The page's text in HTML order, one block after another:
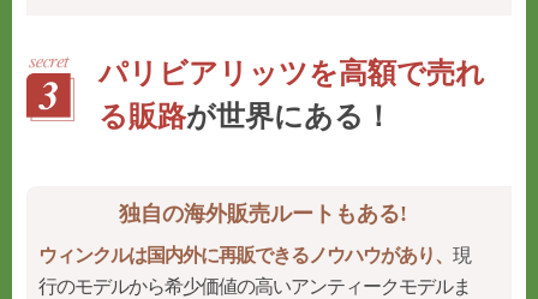
パリビアリッツを高額で売れ
る販路が世界にある！
独自の海外販売ルートもある!
ウィンクルは国内外に再販できるノウハウがあり、現
行のモデルから希少価値の高いアンティークモデルま